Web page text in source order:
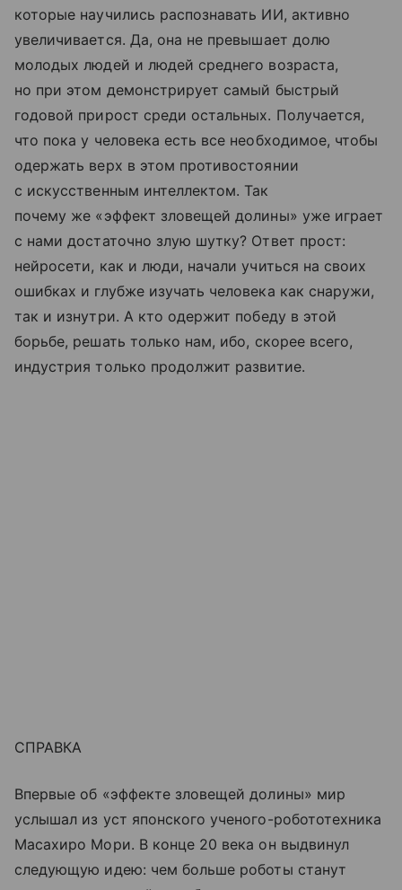
которые научились распознавать ИИ, активно
увеличивается. Да, она не превышает долю
молодых людей и людей среднего возраста,
но при этом демонстрирует самый быстрый
годовой прирост среди остальных. Получается,
что пока у человека есть все необходимое, чтобы
одержать верх в этом противостоянии
с искусственным интеллектом. Так
почему же «эффект зловещей долины» уже играет
с нами достаточно злую шутку? Ответ прост:
нейросети, как и люди, начали учиться на своих
ошибках и глубже изучать человека как снаружи,
так и изнутри. А кто одержит победу в этой
борьбе, решать только нам, ибо, скорее всего,
индустрия только продолжит развитие.
СПРАВКА
Впервые об «эффекте зловещей долины» мир
услышал из уст японского ученого-робототехника
Масахиро Мори. В конце 20 века он выдвинул
следующую идею: чем больше роботы станут